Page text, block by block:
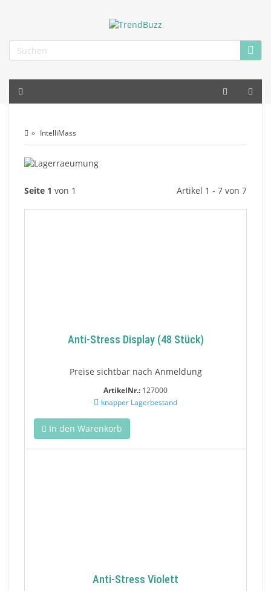
IntelliMass
Seite 1 von 1 Artikel 1 - 7 von 7
Anti-Stress Display (48 Stück)
Preise sichtbar nach Anmeldung
ArtikelNr.: 127000
knapper Lagerbestand
In den Warenkorb
Anti-Stress Violett